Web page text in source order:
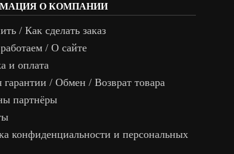
О КОМПАНИИ
/ Как сделать заказ
/ О сайте
и оплата
гарантии / Обмен / Возврат товара
партнёры
конфиденциальности и персональных